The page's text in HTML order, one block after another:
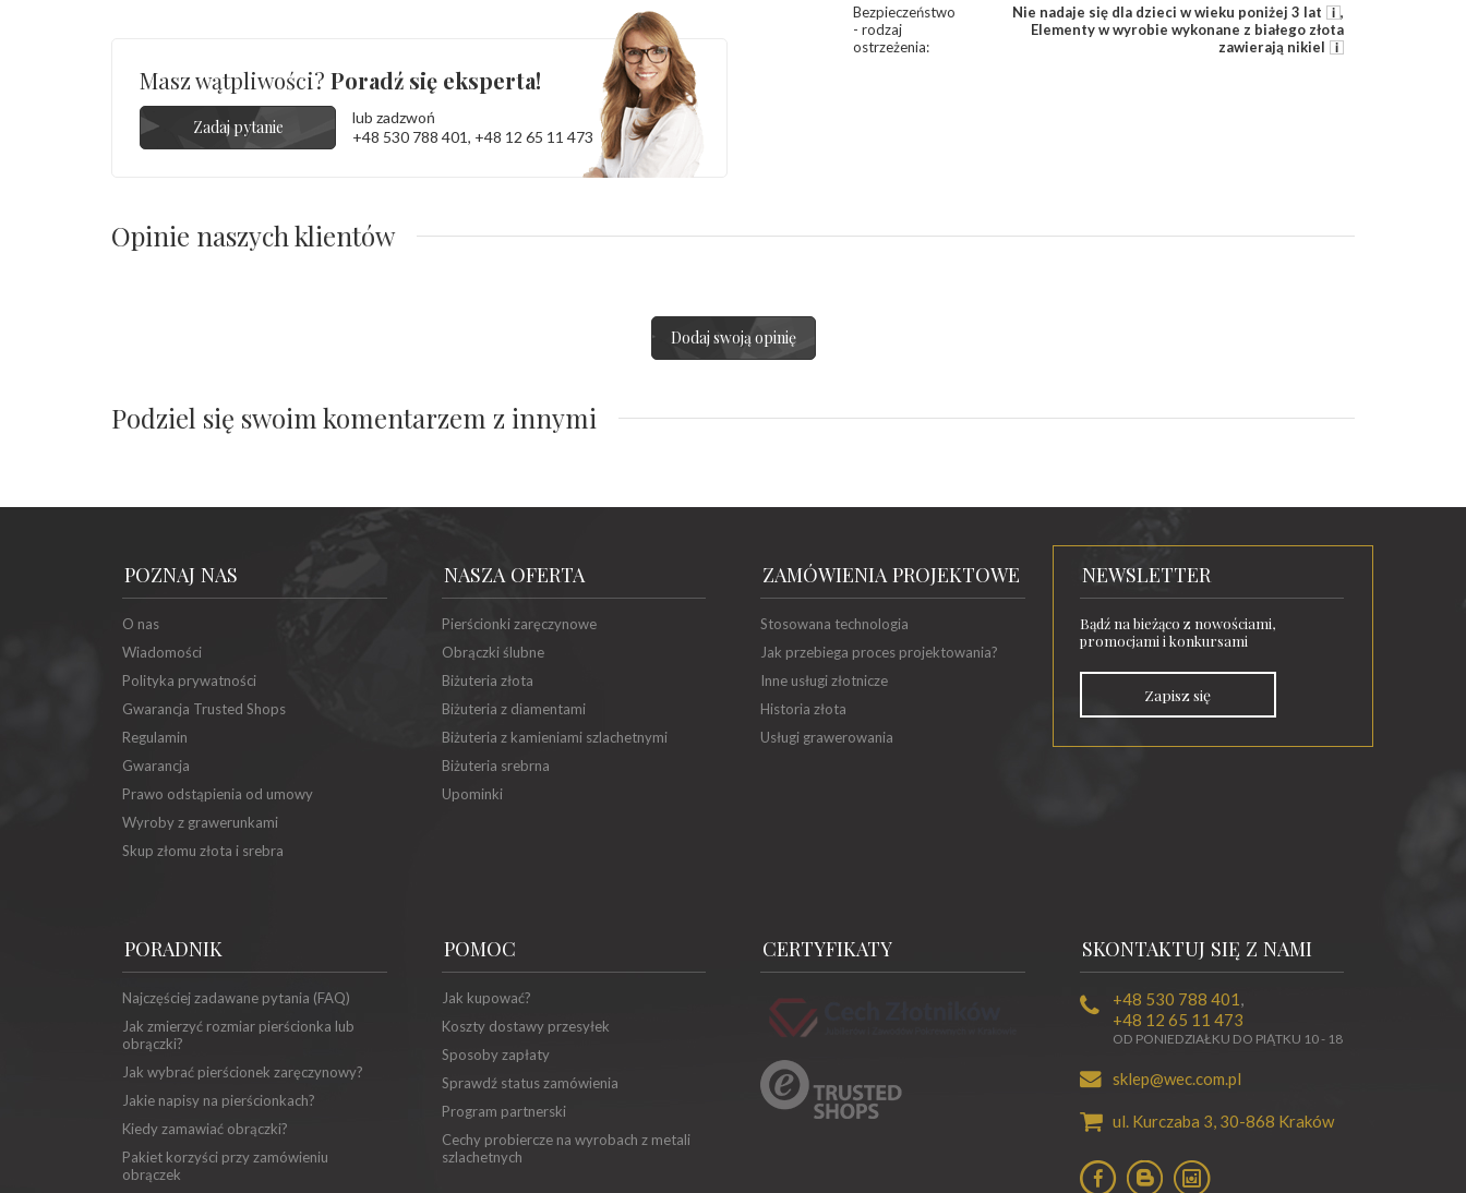
Bezpieczeństwo
- rodzaj
ostrzeżenia:
Nie nadaje się dla dzieci w wieku poniżej 3 lat
,
Elementy w wyrobie wykonane z białego złota
zawierają nikiel
Masz wątpliwości? Poradź się eksperta!
Zadaj pytanie
lub zadzwoń
+48 530 788 401, +48 12 65 11 473
Opinie naszych klientów
Dodaj swoją opinię
Podziel się swoim komentarzem z innymi
POZNAJ NAS
O nas
Wiadomości
Polityka prywatności
Gwarancja Trusted Shops
Regulamin
Gwarancja
Prawo odstąpienia od umowy
Wyroby z grawerunkami
Skup złomu złota i srebra
NASZA OFERTA
Pierścionki zaręczynowe
Obrączki ślubne
Biżuteria złota
Biżuteria z diamentami
Biżuteria z kamieniami szlachetnymi
Biżuteria srebrna
Upominki
ZAMÓWIENIA PROJEKTOWE
Stosowana technologia
Jak przebiega proces projektowania?
Inne usługi złotnicze
Historia złota
Usługi grawerowania
NEWSLETTER
Bądź na bieżąco z nowościami,
promocjami i konkursami
Zapisz się
PORADNIK
Najczęściej zadawane pytania (FAQ)
Jak zmierzyć rozmiar pierścionka lub
obrączki?
Jak wybrać pierścionek zaręczynowy?
Jakie napisy na pierścionkach?
Kiedy zamawiać obrączki?
Pakiet korzyści przy zamówieniu
obrączek
POMOC
Jak kupować?
Koszty dostawy przesyłek
Sposoby zapłaty
Sprawdź status zamówienia
Program partnerski
Cechy probiercze na wyrobach z metali
szlachetnych
CERTYFIKATY SKONTAKTUJ SIĘ Z NAMI
+48 530 788 401
+48 12 65 11 473
OD PONIEDZIAŁKU DO PIĄTKU 10 - 18
sklep@wec.com.pl
ul. Kurczaba 3, 30-868 Kraków